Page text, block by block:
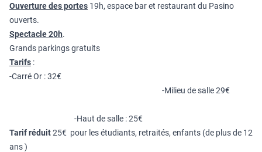
Ouverture des portes 19h, espace bar et restaurant du Pasino
ouverts.
Spectacle 20h.
Grands parkings gratuits
Tarifs :
-Carré Or : 32€
-Milieu de salle 29€
-Haut de salle : 25€
Tarif réduit25€ pour les étudiants, retraités, enfants (de plus de 12
ans )